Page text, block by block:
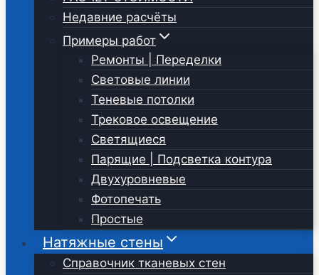
Недавние расчёты
Примеры работ
Ремонты | Переделки
Световые линии
Теневые потолки
Трековое освещение
Светящиеся
Парящие | Подсветка контура
Двухуровневые
Фотопечать
Простые
Натяжные стены
Справочник тканевых стен